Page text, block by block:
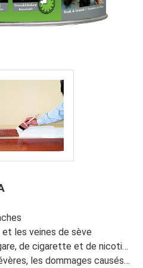
les veines de sève
de cigarette et de nicotine
causés par le feu et la fumée